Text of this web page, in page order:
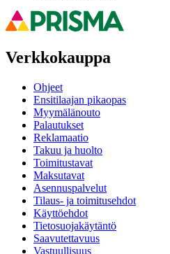
Verkkokauppa
Ohjeet
Ensitilaajan pikaopas
Myymälänouto
Palautukset
Reklamaatio
Takuu ja huolto
Toimitustavat
Maksutavat
Asennuspalvelut
Tilaus- ja toimitusehdot
Käyttöehdot
Tietosuojakäytäntö
Saavutettavuus
Vastuullisuus